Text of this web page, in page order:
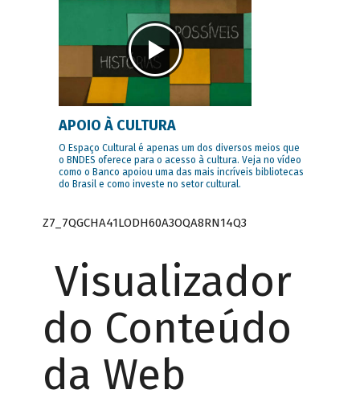
APOIO À CULTURA
O Espaço Cultural é apenas um dos diversos meios que
o BNDES oferece para o acesso à cultura. Veja no vídeo
como o Banco apoiou uma das mais incríveis bibliotecas
do Brasil e como investe no setor cultural.
Z7_7QGCHA41LODH60A3OQA8RN14Q3
Visualizador
do Conteúdo
da Web